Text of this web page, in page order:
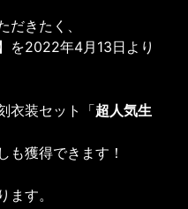
だきたく、
を2022年4月13日より
衣装セット「超人気生
も獲得できます！
ます。